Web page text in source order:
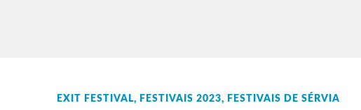
EXIT FESTIVAL, FESTIVAIS 2023, FESTIVAIS DE SÉRVIA